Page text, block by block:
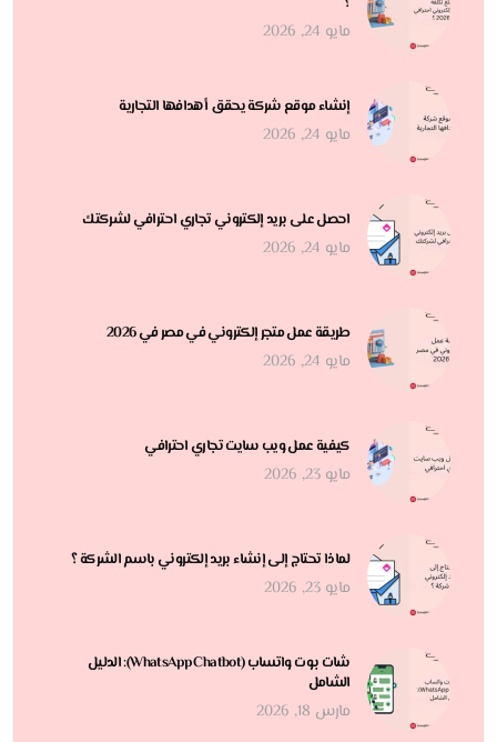
مايو 24, 2026
إنشاء موقع شركة يحقق أهدافها التجارية
مايو 24, 2026
احصل على بريد إلكتروني تجاري احترافي لشركتك
مايو 24, 2026
طريقة عمل متجر إلكتروني في مصر في 2026
مايو 24, 2026
كيفية عمل ويب سايت تجاري احترافي
مايو 23, 2026
لماذا تحتاج إلى إنشاء بريد إلكتروني باسم الشركة ؟
مايو 23, 2026
شات بوت واتساب (WhatsApp Chatbot): الدليل
الشامل
مارس 18, 2026